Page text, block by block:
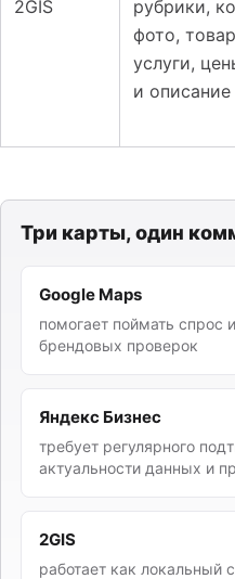
2GIS
рубрики,
фото,
услуги,
и описание
Три карты, один
Google Maps
помогает поймать спрос
брендовых проверок
Яндекс Бизнес
требует регулярного
актуальности данных и
2GIS
работает как локальный